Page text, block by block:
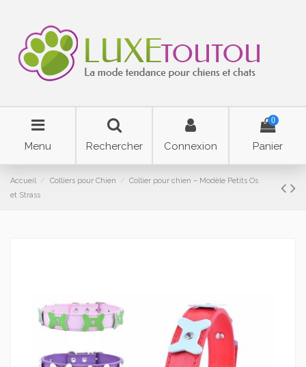
Menu Rechercher Connexion
0
Panier
Accueil Colliers pour Chien
Collier pour chien – Modèle Petits Os
et Strass